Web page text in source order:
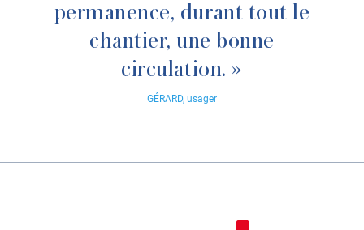
permanence, durant tout le
chantier, une bonne
circulation. »
GÉRARD, usager